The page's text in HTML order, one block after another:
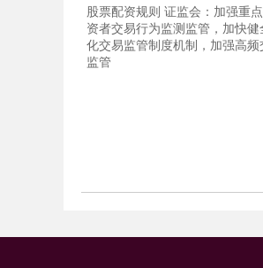
股票配资规则 证监会：加强重
资者交易行为监测监管，加快健
化交易监管制度机制，加强高频
监管